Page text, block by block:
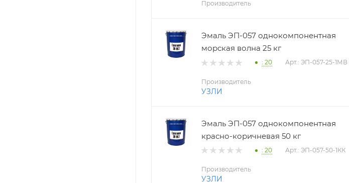
Производитель
Эмаль ЭП-057 однокомпонентная
морская волна 25 кг
: 20 Арт.: ЭП-057-25-1МВ
Производитель
УЗЛИ
Эмаль ЭП-057 однокомпонентная
красно-коричневая 50 кг
: 20 Арт.: ЭП-057-50-1КК
Производитель
УЗЛИ